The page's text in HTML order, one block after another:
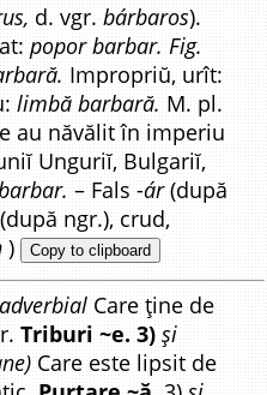
d. vgr.bárbaros).
popor barbar. Fig.
Impropriŭ, urît:
limbă barbară. M. pl.
au năvălit în imperiu
Unguriĭ, Bulgariĭ,
– Fals -ár(după
ngr.), crud,
) Copy to clipboard
Care ține de
Triburi ~e. 3) și
Care este lipsit de